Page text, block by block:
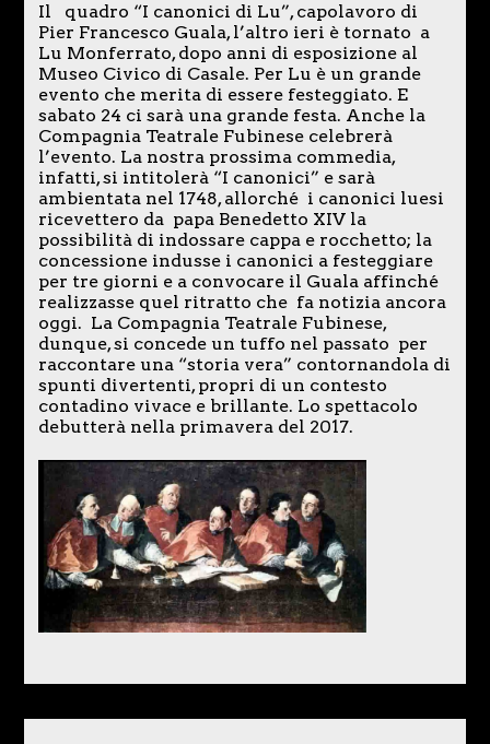
Il quadro “I canonici di Lu”, capolavoro di
Pier Francesco Guala, l’altro ieri è tornato a
Lu Monferrato, dopo anni di esposizione al
Museo Civico di Casale. Per Lu è un grande
evento che merita di essere festeggiato. E
sabato 24 ci sarà una grande festa. Anche la
Compagnia Teatrale Fubinese celebrerà
l’evento. La nostra prossima commedia,
infatti, si intitolerà “I canonici” e sarà
ambientata nel 1748, allorché i canonici luesi
ricevettero da papa Benedetto XIV la
possibilità di indossare cappa e rocchetto; la
concessione indusse i canonici a festeggiare
per tre giorni e a convocare il Guala affinché
realizzasse quel ritratto che fa notizia ancora
oggi. La Compagnia Teatrale Fubinese,
dunque, si concede un tuffo nel passato per
raccontare una “storia vera” contornandola di
spunti divertenti, propri di un contesto
contadino vivace e brillante. Lo spettacolo
debutterà nella primavera del 2017.